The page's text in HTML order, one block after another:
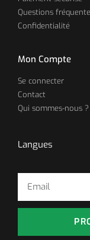
Questions
Confidentialité
Mon Compte
Se connecter
Contact
Qui sommes-nous ?
Langues